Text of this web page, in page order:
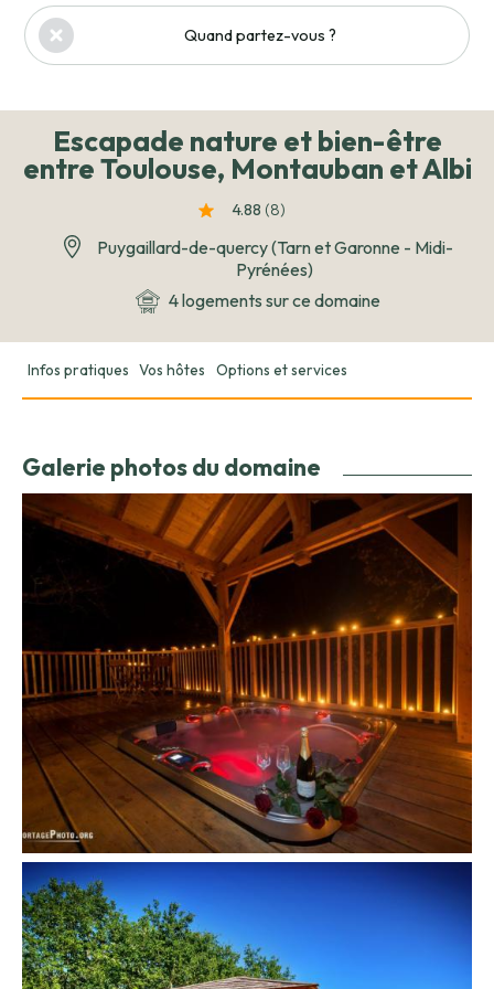
Quand partez-vous ?
Escapade nature et bien-être
entre Toulouse, Montauban et Albi
4.88 (8)
Puygaillard-de-quercy (Tarn et Garonne - Midi-
Pyrénées)
4 logements sur ce domaine
Infos pratiques Vos hôtes Options et services
Galerie photos du domaine